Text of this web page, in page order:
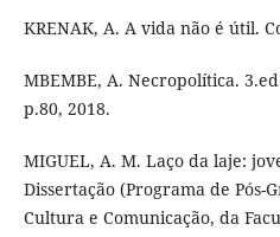
KRENAK, A. A vida não é útil.
MBEMBE, A. Necropolítica.
p.80, 2018.
MIGUEL, A. M. Laço da laje:
Dissertação (Programa de Pós-
Cultura e Comunicação, da